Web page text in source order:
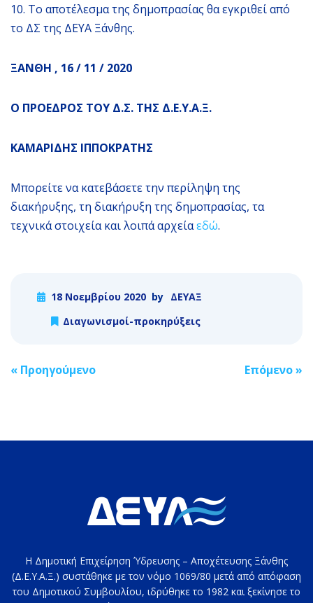
10. Το αποτέλεσμα της δημοπρασίας θα εγκριθεί από
το ΔΣ της ΔΕΥΑ Ξάνθης.
ΞΑΝΘΗ , 16 / 11 / 2020
Ο ΠΡΟΕΔΡΟΣ ΤΟΥ Δ.Σ. ΤΗΣ Δ.Ε.Υ.Α.Ξ.
ΚΑΜΑΡΙΔΗΣ ΙΠΠΟΚΡΑΤΗΣ
Μπορείτε να κατεβάσετε την περίληψη της
διακήρυξης, τη διακήρυξη της δημοπρασίας, τα
τεχνικά στοιχεία και λοιπά αρχείαεδώ.
18 Νοεμβρίου 2020 by ΔΕΥΑΞ
Διαγωνισμοί-προκηρύξεις
Post
« Προηγούμενο Επόμενο»
Η Δημοτική Επιχείρηση Ύδρευσης – Αποχέτευσης Ξάνθης
(Δ.Ε.Υ.Α.Ξ.) συστάθηκε με τον νόμο 1069/80 μετά από απόφαση
του Δημοτικού Συμβουλίου, ιδρύθηκε το 1982 και ξεκίνησε το